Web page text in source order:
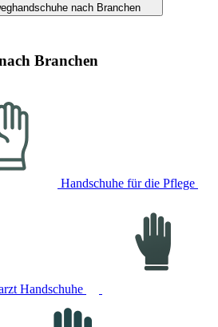
nach Branchen
Branchen
Handschuhe für die Pflege
Handschuhe